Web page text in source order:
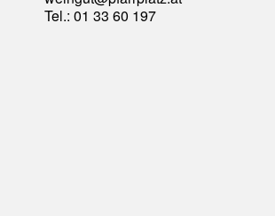
Tel.: 01 33 60 197